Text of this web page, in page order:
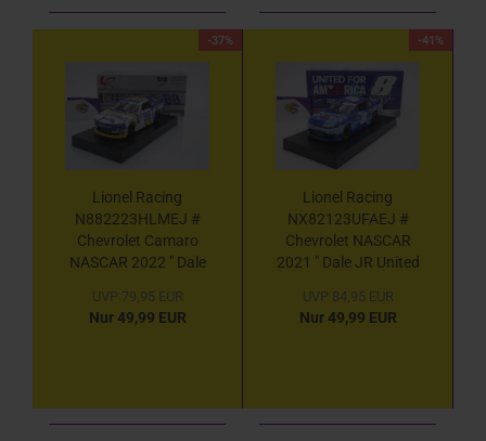
-37%
Lionel Racing
N882223HLMEJ #
Chevrolet Camaro
NASCAR 2022 " Dale
Hellmann's
Mayonnaise " 1:24
UVP 79,95 EUR
Nur 49,99 EUR
-41%
Lionel Racing
NX82123UFAEJ #
Chevrolet NASCAR
2021 " Dale JR United
UVP 84,95 EUR
Nur 49,99 EUR